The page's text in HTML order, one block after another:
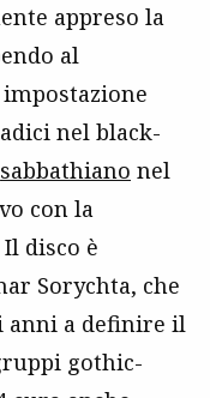
appreso la
al
nel black-
sabbathiano nel
con la
Il disco è
Sorychta, che
anni a definire il
gothic-